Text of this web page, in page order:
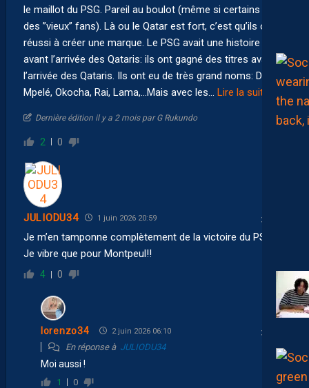
le maillot du PSG. Pareil au boulot (même si certains sont
des ”vieux” fans). Là ou le Qatar est fort, c’est qu’ils ont
réussi à créer une marque. Le PSG avait une histoire
avant l’arrivée des Qataris: ils ont gagné des titres avant
l’arrivée des Qataris. Ils ont eu de très grand noms: Daleb,
Mpelé, Okocha, Rai, Lama,…Mais avec les
Lire la suite »
Dernière édition il y a 2 mois par G Rukundo
2 0
JULIODU34 1 juin 2026 20:59
Je m’en tamponne complètement de la victoire du PSG!!
Je vibre que pour Montpeul!!
4 0
lorenzo34 2 juin 2026 06:10
En réponse à JULIODU34
Moi aussi !
1 0